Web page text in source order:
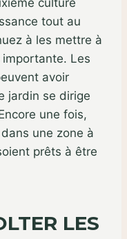
tout au
à les mettre à
Les
avoir
jardin se dirige
une fois,
une zone à
prêts à être
LES